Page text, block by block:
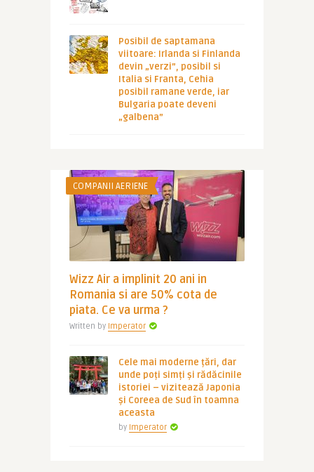
Posibil de saptamana
viitoare: Irlanda si Finlanda
devin „verzi”, posibil si
Italia si Franta, Cehia
posibil ramane verde, iar
Bulgaria poate deveni
„galbena”
COMPANII AERIENE
Wizz Air a implinit 20 ani in
Romania si are 50% cota de
piata. Ce va urma ?
Written by Imperator
Cele mai moderne țări, dar
unde poți simți și rădăcinile
istoriei – vizitează Japonia
și Coreea de Sud în toamna
aceasta
by Imperator